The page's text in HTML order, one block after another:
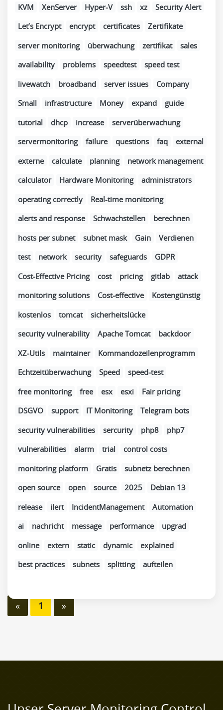
KVM
XenServer Hyper-V ssh xz
Security Alert
Let’s Encrypt
encrypt certificates
Zertifikate
server monitoring
überwachung zertifikat
sales
availability
problems speedtest
speed test
livewatch
broadband server issues
Company
Small
infrastructure Money expand
guide
tutorial
dhcp increase
serverüberwachung
servermonitoring
failure questions faq
external
externe
calculate planning
network management
calculator
Hardware Monitoring
administrators
operating correctly
Real-time monitoring
alerts and response
Schwachstellen
berechnen
hosts per subnet
subnet mask Gain
Verdienen
test
network security safeguards
GDPR
Cost-Effective Pricing
cost pricing gitlab
attack
monitoring solutions
Cost-effective
Kostengünstig
kostenlos
tomcat
sicherheitslücke
security vulnerability
Apache Tomcat
backdoor
XZ-Utils
maintainer
Kommandozeilenprogramm
Echtzeitüberwachung
Speed
speed-test
free monitoring
free esx esxi
Fair pricing
DSGVO
support IT Monitoring
Telegram bots
security vulnerabilities
sercurity php8
php7
vulnerabilities
alarm trial
control costs
monitoring platform
Gratis
subnetz berechnen
open source
open source 2025
Debian 13
release
ilert IncidentManagement
Automation
ai
nachricht message performance
upgrad
online
extern static dynamic
explained
best practices
subnets splitting aufteilen
« 1 »